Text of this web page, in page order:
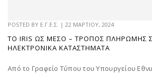
POSTED BY Ε.Γ.Ε.Σ. | 22 ΜΑΡΤΊΟΥ, 2024
ΤΟ IRIS ΩΣ ΜΈΣΟ – ΤΡΌΠΟΣ ΠΛΗΡΩΜΉΣ ΣΕ
ΗΛΕΚΤΡΟΝΙΚΆ ΚΑΤΑΣΤΉΜΑΤΑ
Από το Γραφείο Τύπου του Υπουργείου